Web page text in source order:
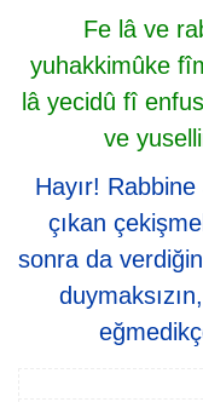
Fe lâ ve
yuhakkimûke
lâ yecidû fî
ve
Hayır!
çıkan
sonra da